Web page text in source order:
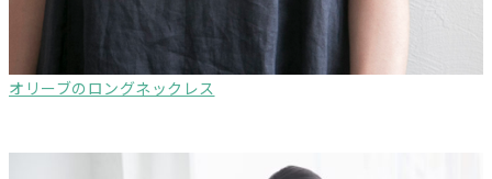
オリーブのロングネックレス